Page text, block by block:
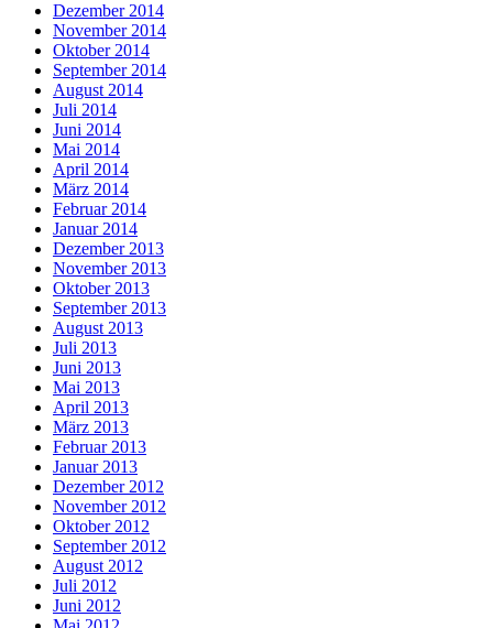
Dezember 2014
November 2014
Oktober 2014
September 2014
August 2014
Juli 2014
Juni 2014
Mai 2014
April 2014
März 2014
Februar 2014
Januar 2014
Dezember 2013
November 2013
Oktober 2013
September 2013
August 2013
Juli 2013
Juni 2013
Mai 2013
April 2013
März 2013
Februar 2013
Januar 2013
Dezember 2012
November 2012
Oktober 2012
September 2012
August 2012
Juli 2012
Juni 2012